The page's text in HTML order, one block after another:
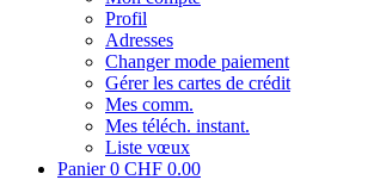
Profil
Adresses
Changer mode paiement
Gérer les cartes de crédit
Mes comm.
Mes téléch. instant.
Liste vœux
Panier0 CHF 0.00